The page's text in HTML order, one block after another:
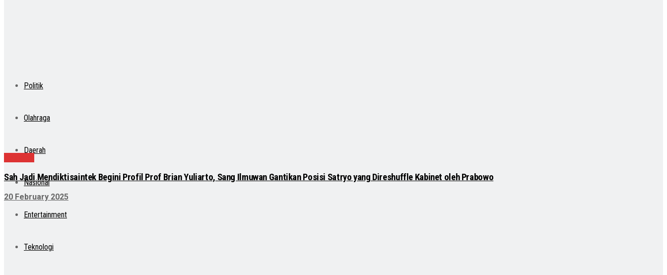
Politik
Olahraga
Daerah
Nasional
Entertainment
Teknologi
Sah Jadi Mendiktisaintek Begini Profil Prof Brian Yuliarto, Sang Ilmuwan Gantikan Posisi Satryo yang Direshuffle Kabinet oleh Prabowo
20 February 2025